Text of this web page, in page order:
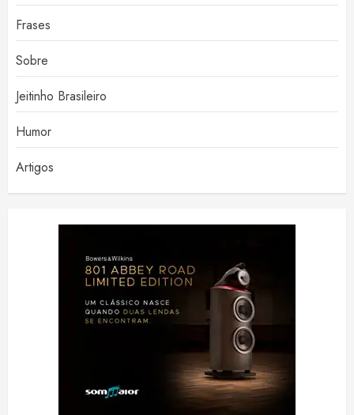
Frases
Sobre
Jeitinho Brasileiro
Humor
Artigos